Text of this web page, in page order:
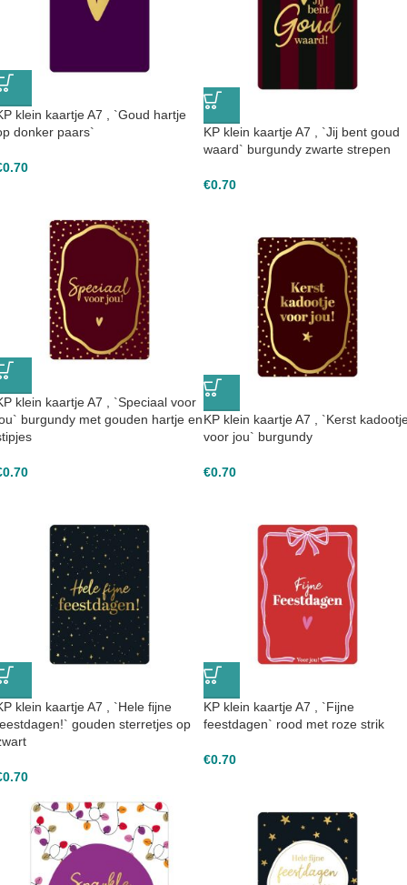
klein kaartje A7 , `Goud hartje
donker paars`
0.70
KP klein kaartje A7 , `Jij bent goud
waard` burgundy zwarte strepen
€0.70
klein kaartje A7 , `Speciaal voor
burgundy met gouden hartje en
0.70
KP klein kaartje A7 , `Kerst
voor jou` burgundy
€0.70
klein kaartje A7 , `Hele fijne
gouden sterretjes op
0.70
KP klein kaartje A7 , `Fijne
feestdagen` rood met roze strik
€0.70